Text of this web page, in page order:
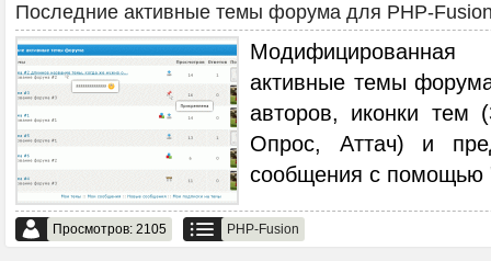
Последние активные темы форума для PHP-
активные темы
авторов, иконки тем
Опрос, Аттач) и
сообщения с помощью
Просмотров: 2105 PHP-Fusion